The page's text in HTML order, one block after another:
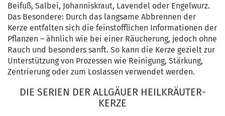
Beifuß, Salbei, Johanniskraut, Lavendel oder Engelwurz.
Das Besondere: Durch das langsame Abbrennen der
Kerze entfalten sich die feinstofflichen Informationen der
Pflanzen – ähnlich wie bei einer Räucherung, jedoch ohne
Rauch und besonders sanft. So kann die Kerze gezielt zur
Unterstützung von Prozessen wie Reinigung, Stärkung,
Zentrierung oder zum Loslassen verwendet werden.
DIE SERIEN DER ALLGÄUER HEILKRÄUTER-
KERZE